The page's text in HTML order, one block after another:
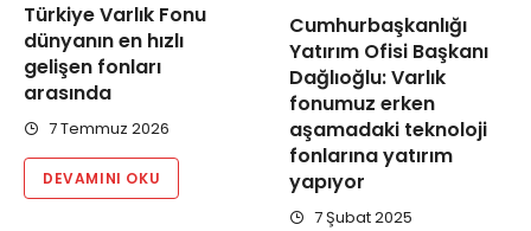
Türkiye Varlık Fonu
dünyanın en hızlı
gelişen fonları
arasında
7 Temmuz 2026
DEVAMINI OKU
Cumhurbaşkanlığı
Yatırım Ofisi Başkanı
Dağlıoğlu: Varlık
fonumuz erken
aşamadaki teknoloji
fonlarına yatırım
yapıyor
7 Şubat 2025